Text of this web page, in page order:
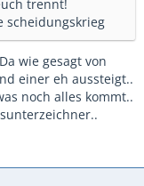
trennt!
scheidungskrieg
wie gesagt von
einer eh aussteigt..
noch alles kommt..